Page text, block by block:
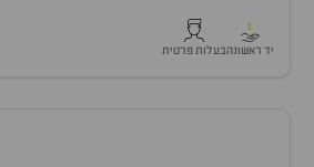
1
יד ראשונהבעלות פרטית